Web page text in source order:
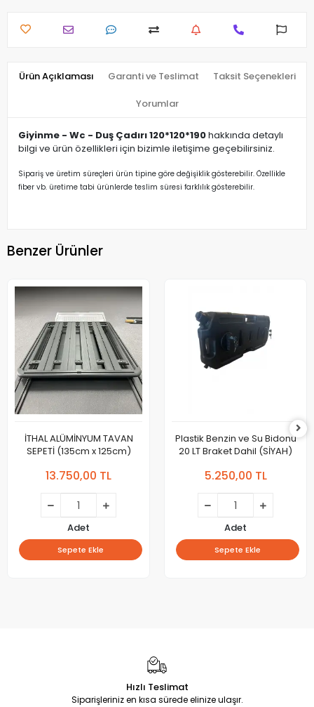
Ürün Açıklaması Garanti ve Teslimat Taksit Seçenekleri
Yorumlar
Giyinme - Wc - Duş Çadırı 120*120*190hakkında detaylı
bilgi ve ürün özellikleri için bizimle iletişime geçebilirsiniz.
Sipariş ve üretim süreçleri ürün tipine göre değişiklik gösterebilir. Özellikle
fiber vb. üretime tabi ürünlerde teslim süresi farklılık gösterebilir.
Benzer Ürünler
İTHAL ALÜMİNYUM TAVAN
SEPETİ (135cm x 125cm)
13.750,00 TL
Adet
Sepete Ekle
Plastik Benzin ve Su Bidonu
20 LT Braket Dahil (SİYAH)
5.250,00 TL
Adet
Sepete Ekle
Hızlı Teslimat
Siparişleriniz en kısa sürede elinize ulaşır.